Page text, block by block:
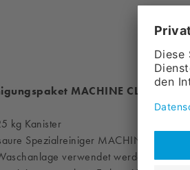
MACHINE CLEAN,
kg Kanister
Spezialreiniger MACHINE
verwendet werden.